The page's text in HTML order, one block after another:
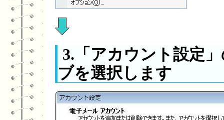
3.「アカウント設定
ブを選択します